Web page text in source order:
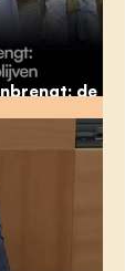
de